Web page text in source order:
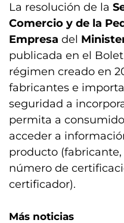
La resolución de la
Comercio y de la
Empresa del
publicada en el
régimen creado en
fabricantes e
seguridad a
permita a
acceder a
producto
número de
certificador).
Más noticias